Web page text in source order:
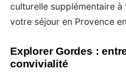
culturelle supplémentaire
votre séjour en Provence
Explorer Gordes :
convivialité